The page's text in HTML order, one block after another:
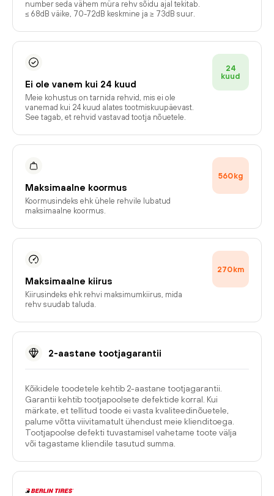
number seda vähem müra rehv sõidu ajal tekitab.
≤ 68dB väike, 70-72dB keskmine ja ≥ 73dB suur.
Ei ole vanem kui 24 kuud
Meie kohustus on tarnida rehvid, mis ei ole
vanemad kui 24 kuud alates tootmiskuupäevast.
See tagab, et rehvid vastavad tootja nõuetele.
24
kuud
Maksimaalne koormus
Koormusindeks ehk ühele rehvile lubatud
maksimaalne koormus.
560kg
Maksimaalne kiirus
Kiirusindeks ehk rehvi maksimumkiirus, mida
rehv suudab taluda.
270km
2-aastane tootjagarantii
Kõikidele toodetele kehtib 2-aastane tootjagarantii.
Garantii kehtib tootjapoolsete defektide korral. Kui
märkate, et tellitud toode ei vasta kvaliteedinõuetele,
palume võtta viivitamatult ühendust meie klienditoega.
Tootjapoolse defekti tuvastamisel vahetame toote välja
või tagastame kliendile tasutud summa.